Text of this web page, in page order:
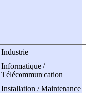
Industrie
Informatique /
Télécommunication
Installation / Maintenance